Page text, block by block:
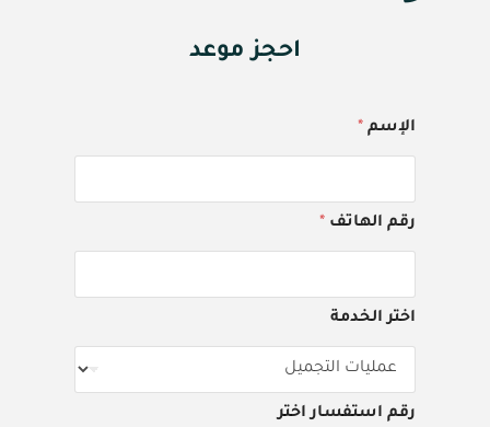
احجز موعد
الإسم *
رقم الهاتف *
اختر الخدمة
رقم استفسار اختر